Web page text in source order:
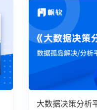
大数据决策分析